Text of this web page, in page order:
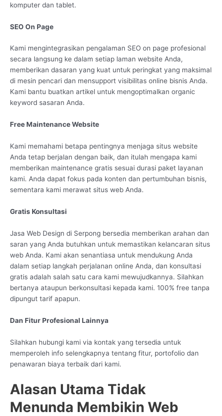
komputer dan tablet.
SEO On Page
Kami mengintegrasikan pengalaman SEO on page profesional
secara langsung ke dalam setiap laman website Anda,
memberikan dasaran yang kuat untuk peringkat yang maksimal
di mesin pencari dan mensupport visibilitas online bisnis Anda.
Kami bantu buatkan artikel untuk mengoptimalkan organic
keyword sasaran Anda.
Free Maintenance Website
Kami memahami betapa pentingnya menjaga situs website
Anda tetap berjalan dengan baik, dan itulah mengapa kami
memberikan maintenance gratis sesuai durasi paket layanan
kami. Anda dapat fokus pada konten dan pertumbuhan bisnis,
sementara kami merawat situs web Anda.
Gratis Konsultasi
Jasa Web Design di Serpong bersedia memberikan arahan dan
saran yang Anda butuhkan untuk memastikan kelancaran situs
web Anda. Kami akan senantiasa untuk mendukung Anda
dalam setiap langkah perjalanan online Anda, dan konsultasi
gratis adalah salah satu cara kami mewujudkannya. Silahkan
bertanya ataupun berkonsultasi kepada kami. 100% free tanpa
dipungut tarif apapun.
Dan Fitur Profesional Lainnya
Silahkan hubungi kami via kontak yang tersedia untuk
memperoleh info selengkapnya tentang fitur, portofolio dan
penawaran biaya terbaik dari kami.
Alasan Utama Tidak
Menunda Membikin Web